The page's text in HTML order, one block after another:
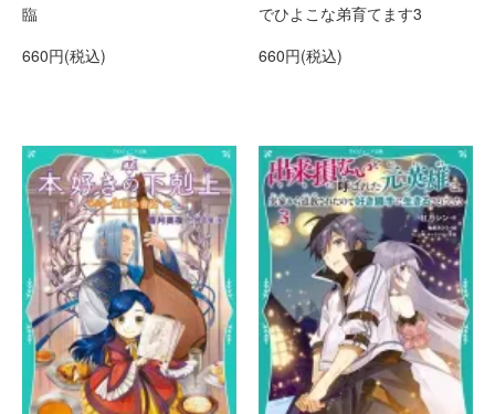
臨
660円(税込)
でひよこな弟育てます3
660円(税込)